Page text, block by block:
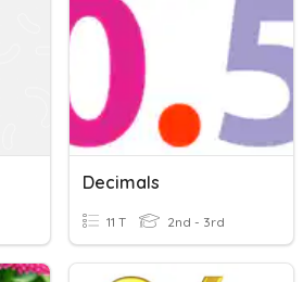
Decimals
11 T 2nd - 3rd